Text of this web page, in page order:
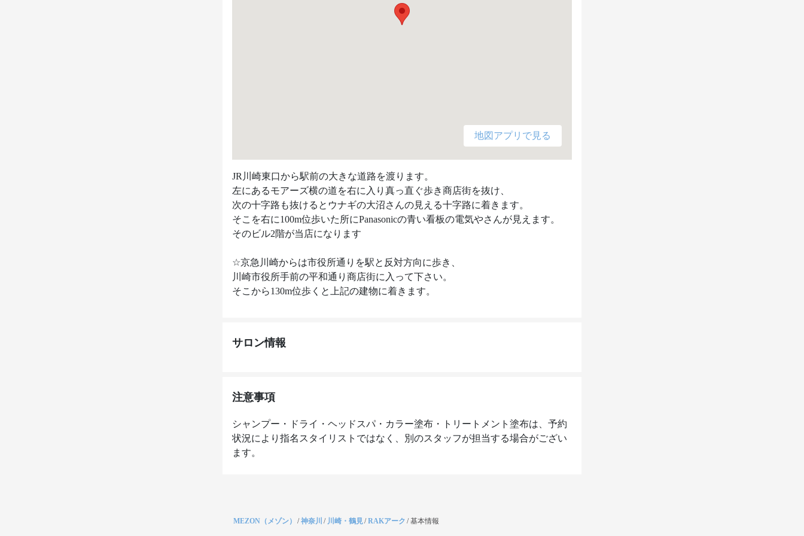
地図アプリで見る
JR川崎東口から駅前の大きな道路を渡ります。
左にあるモアーズ横の道を右に入り真っ直ぐ歩き商店街を抜け、
次の十字路も抜けるとウナギの大沼さんの見える十字路に着きます。
そこを右に100m位歩いた所にPanasonicの青い看板の電気やさんが見えます。
そのビル2階が当店になります
☆京急川崎からは市役所通りを駅と反対方向に歩き、
川崎市役所手前の平和通り商店街に入って下さい。
そこから130m位歩くと上記の建物に着きます。
サロン情報
注意事項
シャンプー・ドライ・ヘッドスパ・カラー塗布・トリートメント塗布は、予約
状況により指名スタイリストではなく、別のスタッフが担当する場合がござい
ます。
MEZON（メゾン） /神奈川 / 川崎・鶴見/RAKアーク /基本情報